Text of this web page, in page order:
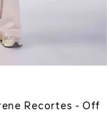
SACOLA
Recortes - Off